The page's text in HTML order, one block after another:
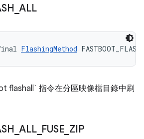
_ALL
FlashingMethod
flashall` 指令在分區映像檔目錄中刷
_ALL_ FUSE ZIP